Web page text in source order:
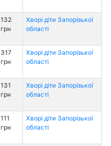
132
грн
Хворі діти Запорізької
області
317
грн
Хворі діти Запорізької
області
131
грн
Хворі діти Запорізької
області
111
грн
Хворі діти Запорізької
області